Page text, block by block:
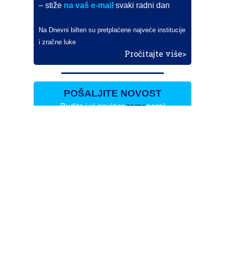
– stiže na vaš e-mail svaki radni dan
Na Dnevni bilten su pretplaćene najveće institucije
i zračne luke
Pročitajte više>
POŠALJITE NOVOST
Budite i vi novinarzamaaero!